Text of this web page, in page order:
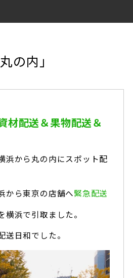
丸の内」
材配送＆果物配送＆
浜から丸の内にスポット配
から東京の店舗へ緊急配送
浜で引取ました。
日和でした。